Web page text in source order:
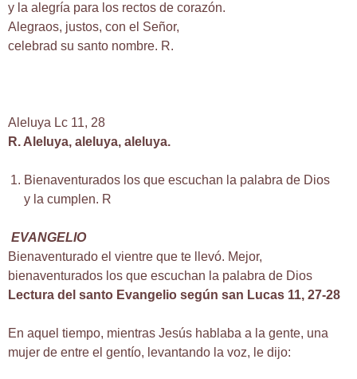
y la alegría para los rectos de corazón.
Alegraos, justos, con el Señor,
celebrad su santo nombre. R.
Aleluya Lc 11, 28
R. Aleluya, aleluya, aleluya.
Bienaventurados los que escuchan la palabra de Dios
y la cumplen. R
EVANGELIO
Bienaventurado el vientre que te llevó. Mejor,
bienaventurados los que escuchan la palabra de Dios
Lectura del santo Evangelio según san Lucas 11, 27-28
En aquel tiempo, mientras Jesús hablaba a la gente, una
mujer de entre el gentío, levantando la voz, le dijo: